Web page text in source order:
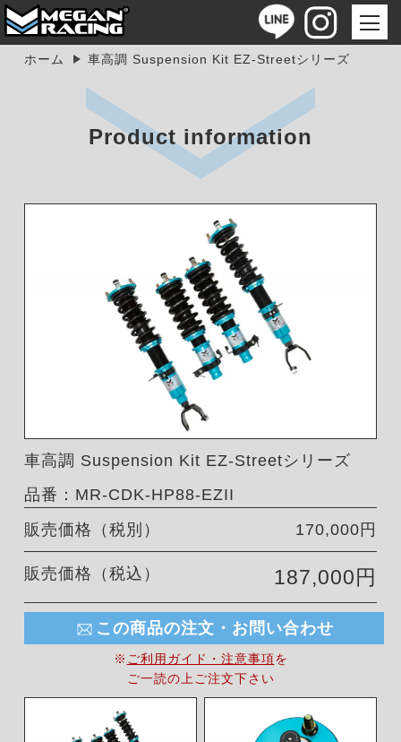
ホーム 車高調 Suspension Kit EZ-Streetシリーズ
Product information
車高調 Suspension Kit EZ-Streetシリーズ
品番：MR-CDK-HP88-EZII
販売価格（税別）
170,000円
販売価格（税込） 187,000円
この商品の注文・お問い合わせ
※ ご利用ガイド・注意事項を
ご一読の上ご注文下さい